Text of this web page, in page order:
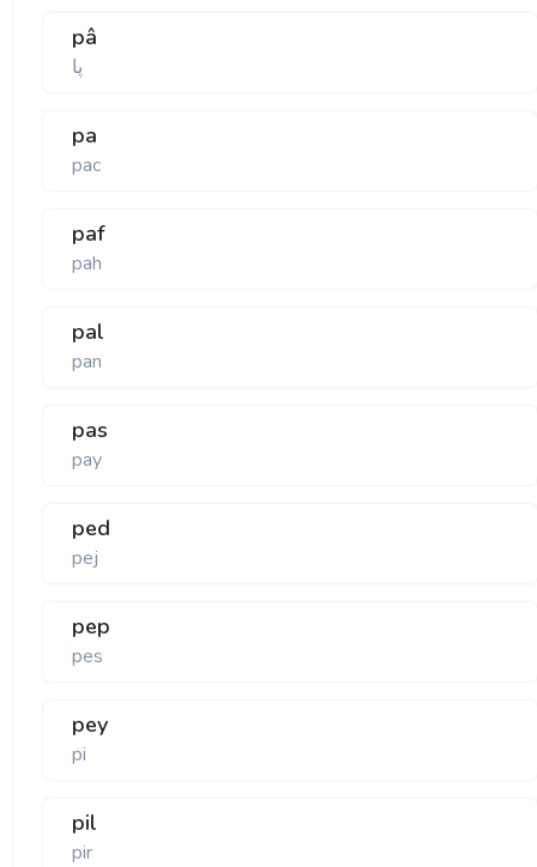
pâ
پا
pa
pac
paf
pah
pal
pan
pas
pay
ped
pej
pep
pes
pey
pi
pil
pir